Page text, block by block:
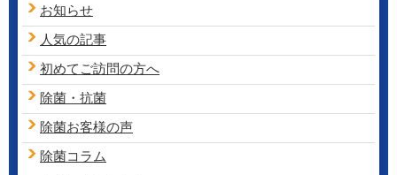
お知らせ
人気の記事
初めてご訪問の方へ
除菌・抗菌
除菌お客様の声
除菌コラム